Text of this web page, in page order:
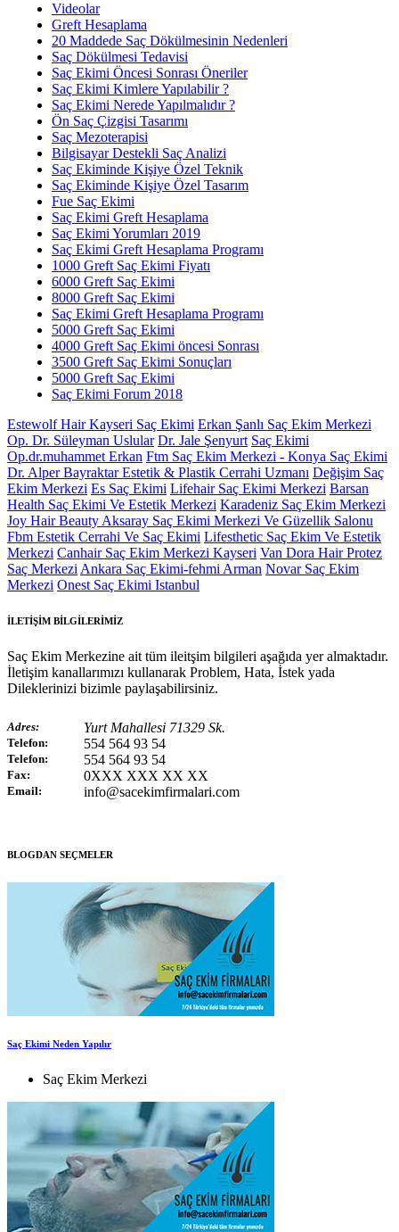
Videolar
Greft Hesaplama
20 Maddede Saç Dökülmesinin Nedenleri
Saç Dökülmesi Tedavisi
Saç Ekimi Öncesi Sonrası Öneriler
Saç Ekimi Kimlere Yapılabilir ?
Saç Ekimi Nerede Yapılmalıdır ?
Ön Saç Çizgisi Tasarımı
Saç Mezoterapisi
Bilgisayar Destekli Saç Analizi
Saç Ekiminde Kişiye Özel Teknik
Saç Ekiminde Kişiye Özel Tasarım
Fue Saç Ekimi
Saç Ekimi Greft Hesaplama
Saç Ekimi Yorumları 2019
Saç Ekimi Greft Hesaplama Programı
1000 Greft Saç Ekimi Fiyatı
6000 Greft Saç Ekimi
8000 Greft Saç Ekimi
Saç Ekimi Greft Hesaplama Programı
5000 Greft Saç Ekimi
4000 Greft Saç Ekimi öncesi Sonrası
3500 Greft Saç Ekimi Sonuçları
5000 Greft Saç Ekimi
Saç Ekimi Forum 2018
Estewolf Hair Kayseri Saç Ekimi Erkan Şanlı Saç Ekim Merkezi
Op. Dr. Süleyman Uslular Dr. Jale Şenyurt Saç Ekimi
Op.dr.muhammet Erkan Ftm Saç Ekim Merkezi - Konya Saç Ekimi
Dr. Alper Bayraktar Estetik & Plastik Cerrahi Uzmanı Değişim Saç
Ekim Merkezi Es Saç Ekimi Lifehair Saç Ekimi Merkezi Barsan
Health Saç Ekimi Ve Estetik Merkezi Karadeniz Saç Ekim Merkezi
Joy Hair Beauty Aksaray Saç Ekimi Merkezi Ve Güzellik Salonu
Fbm Estetik Cerrahi Ve Saç Ekimi Lifesthetic Saç Ekim Ve Estetik
Merkezi Canhair Saç Ekim Merkezi Kayseri Van Dora Hair Protez
Saç Merkezi Ankara Saç Ekimi-fehmi Arman Novar Saç Ekim
Merkezi Onest Saç Ekimi Istanbul
İLETİŞİM BİLGİLERİMİZ
Saç Ekim Merkezine ait tüm ileitşim bilgileri aşağıda yer almaktadır.
İletişim kanallarımızı kullanarak Problem, Hata, İstek yada
Dileklerinizi bizimle paylaşabilirsiniz.
Adres: Yurt Mahallesi 71329 Sk.
Telefon: 554 564 93 54
Telefon: 554 564 93 54
Fax: 0XXX XXX XX XX
Email: info@sacekimfirmalari.com
BLOGDAN SEÇMELER
Saç Ekimi Neden Yapılır
Saç Ekim Merkezi